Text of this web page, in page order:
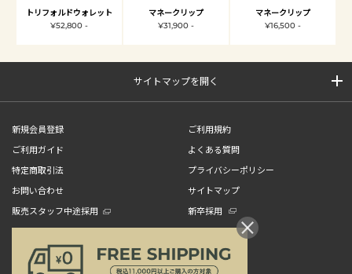
トリフォルドウォレット
¥52,800 -
マネークリップ
¥31,900 -
マネークリップ
¥16,500 -
サイトマップを開く
新規会員登録
ご利用規約
ご利用ガイド
よくある質問
特定商取引法
プライバシーポリシー
お問い合わせ
サイトマップ
販売スタッフ中途採用
新卒採用